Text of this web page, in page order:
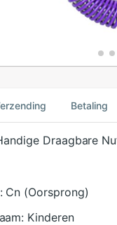
Betaling
Draagbare
Cn (Oorsprong)
Kinderen